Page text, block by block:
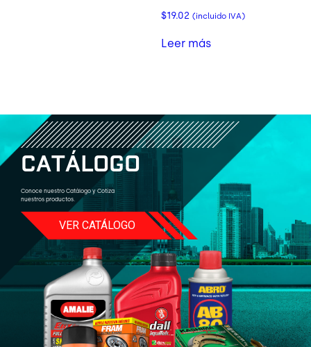
$19.02 (incluido IVA)
Leer más
CATÁLOGO
Conoce nuestro Catálogo y Cotiza
nuestros productos.
VER CATÁLOGO